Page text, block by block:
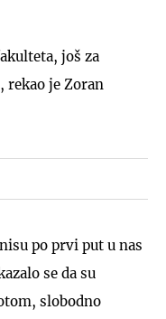
još za
rekao je Zoran
po prvi put u nas
se da su
slobodno